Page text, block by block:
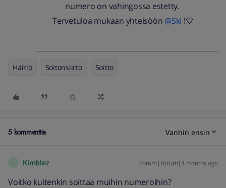
numero on vahingossa estetty.
Tervetuloa mukaan yhteisöön ​ @Ski !💙
Häiriö Soitonsiirto Soitto
5 kommenttia Vanhin ensin
Kimblez Forum|Forum|4 months ago
Voitko kuitenkin soittaa muihin numeroihin?